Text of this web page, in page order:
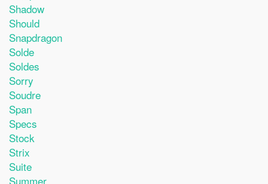
Shadow
Should
Snapdragon
Solde
Soldes
Sorry
Soudre
Span
Specs
Stock
Strix
Suite
Summer